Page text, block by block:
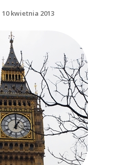
10 kwietnia 2013